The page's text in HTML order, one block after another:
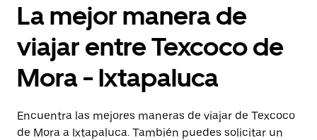
La mejor manera de
viajar entre Texcoco de
Mora - Ixtapaluca
Encuentra las mejores maneras de viajar de Texcoco
de Mora a Ixtapaluca. También puedes solicitar un